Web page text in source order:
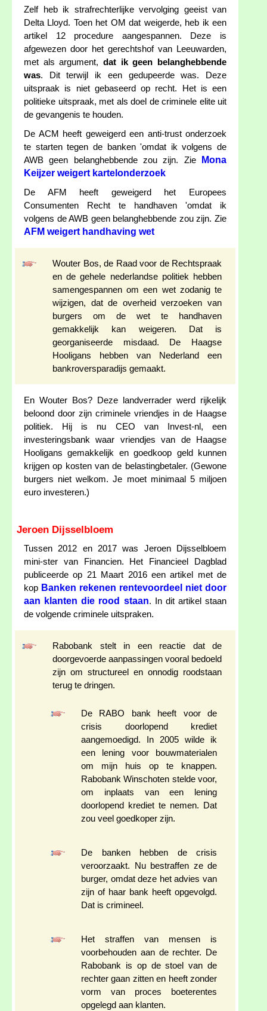
Zelf heb ik strafrechterlijke vervolging geeist van
Delta Lloyd. Toen het OM dat weigerde, heb ik een
artikel 12 procedure aangespannen. Deze is
afgewezen door het gerechtshof van Leeuwarden,
met als argument, dat ik geen belanghebbende
was. Dit terwijl ik een gedupeerde was. Deze
uitspraak is niet gebaseerd op recht. Het is een
politieke uitspraak, met als doel de criminele elite uit
de gevangenis te houden.
De ACM heeft geweigerd een anti-trust onderzoek
te starten tegen de banken 'omdat ik volgens de
AWB geen belanghebbende zou zijn. Zie
Mona
Keijzer weigert kartelonderzoek
De AFM heeft geweigerd het Europees
Consumenten Recht te handhaven 'omdat ik
volgens de AWB geen belanghebbende zou zijn. Zie
AFM weigert handhaving wet
Wouter Bos, de Raad voor de Rechtspraak
en de gehele nederlandse politiek hebben
samengespannen om een wet zodanig te
wijzigen, dat de overheid verzoeken van
burgers om de wet te handhaven
gemakkelijk kan weigeren. Dat is
georganiseerde misdaad. De Haagse
Hooligans hebben van Nederland een
bankroversparadijs gemaakt.
En Wouter Bos? Deze landverrader werd rijkelijk
beloond door zijn criminele vriendjes in de Haagse
politiek. Hij is nu CEO van Invest-nl, een
investeringsbank waar vriendjes van de Haagse
Hooligans gemakkelijk en goedkoop geld kunnen
krijgen op kosten van de belastingbetaler. (Gewone
burgers niet welkom. Je moet minimaal 5 miljoen
euro investeren.)
Jeroen Dijsselbloem
Tussen 2012 en 2017 was Jeroen Dijsselbloem
mini-ster van Financien. Het Financieel Dagblad
publiceerde op 21 Maart 2016 een artikel met de
kop Banken rekenen rentevoordeel niet door
aan klanten die rood staan. In dit artikel staan
de volgende criminele uitspraken.
Rabobank stelt in een reactie dat de
doorgevoerde aanpassingen vooral bedoeld
zijn om structureel en onnodig roodstaan
terug te dringen.
De RABO bank heeft voor de
crisis doorlopend krediet
aangemoedigd. In 2005 wilde ik
een lening voor bouwmaterialen
om mijn huis op te knappen.
Rabobank Winschoten stelde voor,
om inplaats van een lening
doorlopend krediet te nemen. Dat
zou veel goedkoper zijn.
De banken hebben de crisis
veroorzaakt. Nu bestraffen ze de
burger, omdat deze het advies van
zijn of haar bank heeft opgevolgd.
Dat is crimineel.
Het straffen van mensen is
voorbehouden aan de rechter. De
Rabobank is op de stoel van de
rechter gaan zitten en heeft zonder
vorm van proces boeterentes
opgelegd aan klanten.